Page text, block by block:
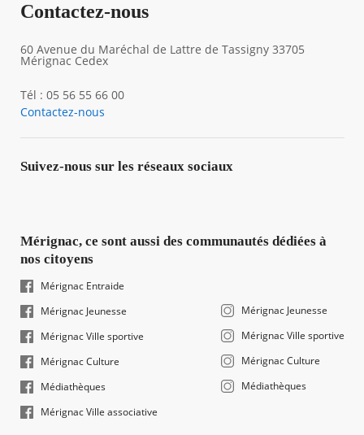
Contactez-nous
60 Avenue du Maréchal de Lattre de Tassigny 33705
Mérignac Cedex
Tél : 05 56 55 66 00
Contactez-nous
Suivez-nous sur les réseaux sociaux
Mérignac, ce sont aussi des communautés dédiées à
nos citoyens
Mérignac Entraide
Mérignac Jeunesse
Mérignac Ville sportive
Mérignac Culture
Médiathèques
Mérignac Ville associative
Mérignac Jeunesse
Mérignac Ville sportive
Mérignac Culture
Médiathèques